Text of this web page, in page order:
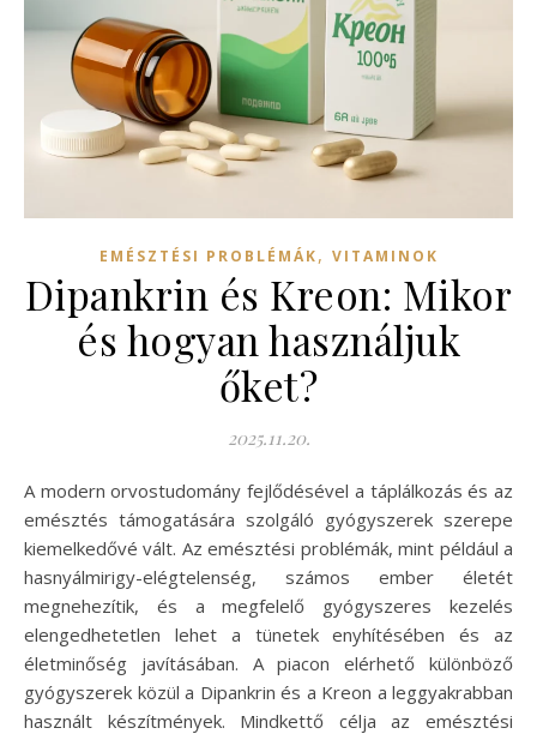
EMÉSZTÉSI PROBLÉMÁK, VITAMINOK
Dipankrin és Kreon: Mikor
és hogyan használjuk
őket?
2025.11.20.
A modern orvostudomány fejlődésével a táplálkozás és az
emésztés támogatására szolgáló gyógyszerek szerepe
kiemelkedővé vált. Az emésztési problémák, mint például a
hasnyálmirigy-elégtelenség, számos ember életét
megnehezítik, és a megfelelő gyógyszeres kezelés
elengedhetetlen lehet a tünetek enyhítésében és az
életminőség javításában. A piacon elérhető különböző
gyógyszerek közül a Dipankrin és a Kreon a leggyakrabban
használt készítmények. Mindkettő célja az emésztési